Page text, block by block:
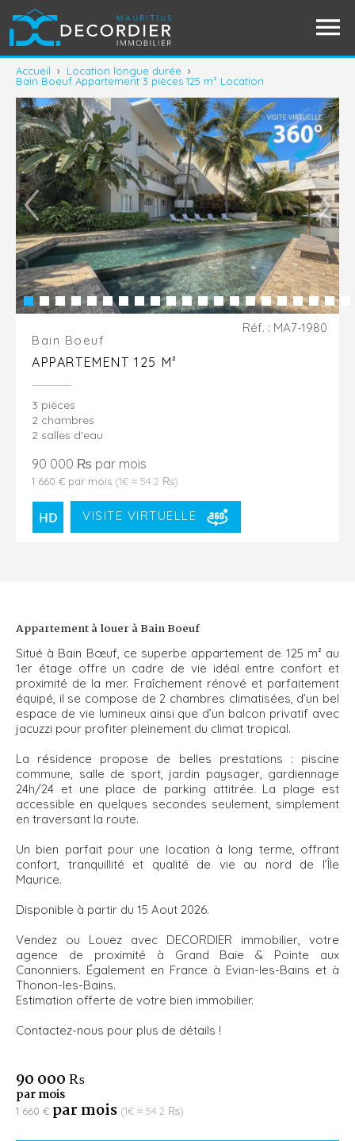
Accueil › Location longue durée ›
Bain Boeuf Appartement 3 pièces 125 m² Location
Bain Boeuf
APPARTEMENT 125 M²
3 pièces
2 chambres
2 salles d'eau
90 000 ₨ par mois
1 660 € par mois (1€ ≈ 54.2 ₨)
VISITE VIRTUELLE
Réf. : MA7-1980
Appartement à louer à Bain Boeuf
Situé à Bain Bœuf, ce superbe appartement de 125 m² au
1er étage offre un cadre de vie idéal entre confort et
proximité de la mer. Fraîchement rénové et parfaitement
équipé, il se compose de 2 chambres climatisées, d’un bel
espace de vie lumineux ainsi que d’un balcon privatif avec
jacuzzi pour profiter pleinement du climat tropical.
La résidence propose de belles prestations : piscine
commune, salle de sport, jardin paysager, gardiennage
24h/24 et une place de parking attitrée. La plage est
accessible en quelques secondes seulement, simplement
en traversant la route.
Un bien parfait pour une location à long terme, offrant
confort, tranquillité et qualité de vie au nord de l’Île
Maurice.
Disponible à partir du 15 Aout 2026.
Vendez ou Louez avec DECORDIER immobilier, votre
agence de proximité à Grand Baie & Pointe aux
Canonniers. Également en France à Evian-les-Bains et à
Thonon-les-Bains.
Estimation offerte de votre bien immobilier.
Contactez-nous pour plus de détails !
90 000 ₨
par mois
1 660 € par mois (1€ ≈ 54.2 ₨)